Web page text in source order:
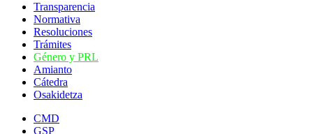
Transparencia
Normativa
Resoluciones
Trámites
Género y PRL
Amianto
Cátedra
Osakidetza
CMD
GSP